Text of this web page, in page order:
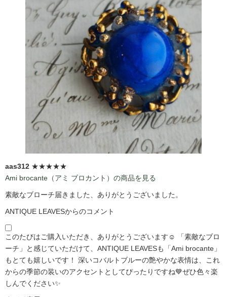
aas312 ★★★★★
Ami brocante（アミ ブロカント）の商品を見る
素敵なブローチ届きました、ありがとうございました。
ANTIQUE LEAVESからのコメント
このたびはご購入いただき、ありがとうございます☺️ 「素敵なブロ
ーチ」と感じていただけて、ANTIQUE LEAVESも「Ami brocante」
もとても嬉しいです！ 深いコバルトブルーの艶やかな表情は、これ
からの季節の装いのアクセントとしてぴったりですね💙ぜひ色々楽
しんでください✨